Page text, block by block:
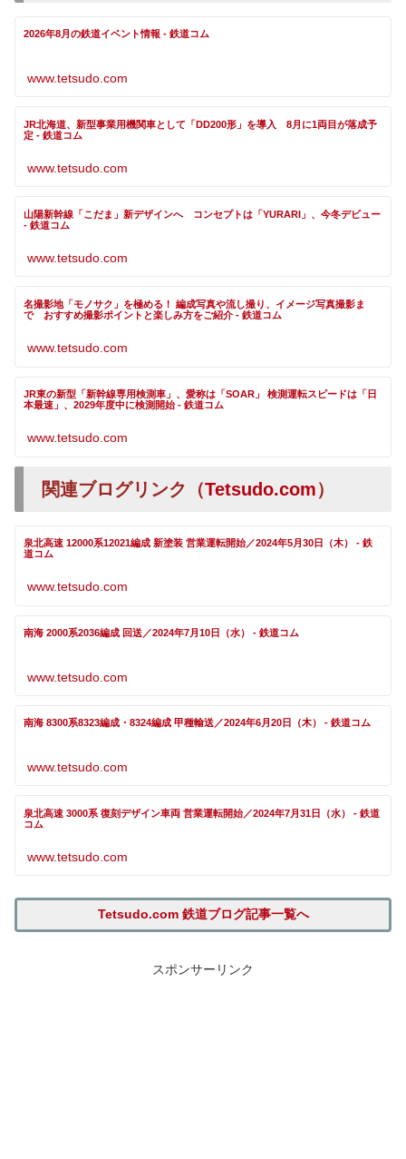
2026年8月の鉄道イベント情報 - 鉄道コム
www.tetsudo.com
JR北海道、新型事業用機関車として「DD200形」を導入 8月に1両目が落成予
定 - 鉄道コム
www.tetsudo.com
山陽新幹線「こだま」新デザインへ コンセプトは「YURARI」、今冬デビュー
- 鉄道コム
www.tetsudo.com
名撮影地「モノサク」を極める！ 編成写真や流し撮り、イメージ写真撮影ま
で おすすめ撮影ポイントと楽しみ方をご紹介 - 鉄道コム
www.tetsudo.com
JR東の新型「新幹線専用検測車」、愛称は「SOAR」 検測運転スピードは「日
本最速」、2029年度中に検測開始 - 鉄道コム
www.tetsudo.com
関連ブログリンク（Tetsudo.com）
泉北高速 12000系12021編成 新塗装 営業運転開始／2024年5月30日（木） - 鉄
道コム
www.tetsudo.com
南海 2000系2036編成 回送／2024年7月10日（水） - 鉄道コム
www.tetsudo.com
南海 8300系8323編成・8324編成 甲種輸送／2024年6月20日（木） - 鉄道コム
www.tetsudo.com
泉北高速 3000系 復刻デザイン車両 営業運転開始／2024年7月31日（水） - 鉄道
コム
www.tetsudo.com
Tetsudo.com 鉄道ブログ記事一覧へ
スポンサーリンク